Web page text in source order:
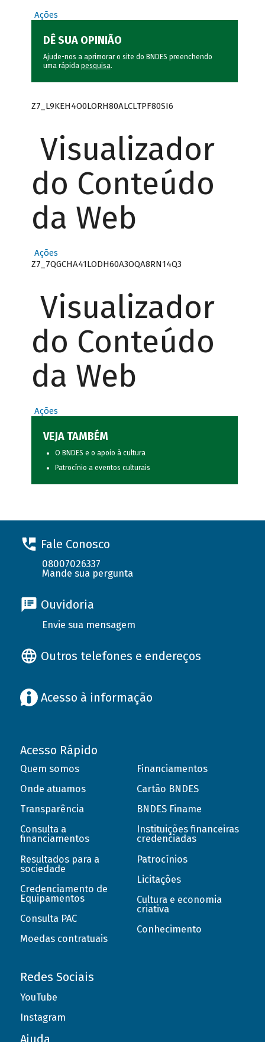
Ações
DÊ SUA OPINIÃO
Ajude-nos a aprimorar o site do BNDES preenchendo
uma rápida pesquisa.
Z7_L9KEH4O0LORH80ALCLTPF80SI6
Visualizador
do Conteúdo
da Web
Ações
Z7_7QGCHA41LODH60A3OQA8RN14Q3
Visualizador
do Conteúdo
da Web
Ações
VEJA TAMBÉM
O BNDES e o apoio à cultura
Patrocínio a eventos culturais
Fale Conosco
08007026337
Mande sua pergunta
Ouvidoria
Envie sua mensagem
Outros telefones e endereços
Acesso à informação
Acesso Rápido
Quem somos
Onde atuamos
Transparência
Consulta a
financiamentos
Resultados para a
sociedade
Credenciamento de
Equipamentos
Consulta PAC
Moedas contratuais
Financiamentos
Cartão BNDES
BNDES Finame
Instituições financeiras
credenciadas
Patrocínios
Licitações
Cultura e economia
criativa
Conhecimento
Redes Sociais
YouTube
Instagram
Ajuda